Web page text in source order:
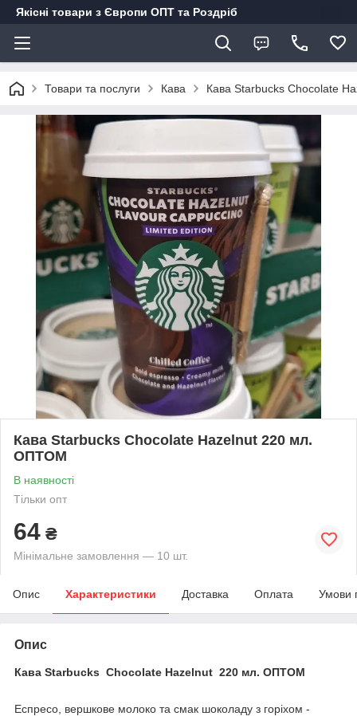
Якісні товари з Європи ОПТ та Роздріб
Товари та послуги Кава Кава Starbucks Chocolate
Кава Starbucks Chocolate Hazelnut 220 мл.
ОПТОМ
В наявності
Тільки опт
64 ₴
Мінімальне замовлення — 10 шт.
Опис Характеристики Доставка Оплата Умови
Опис
Кава Starbucks Chocolate Hazelnut 220 мл. ОПТОМ
Еспресо, вершкове молоко та смак шоколаду з горіхом -